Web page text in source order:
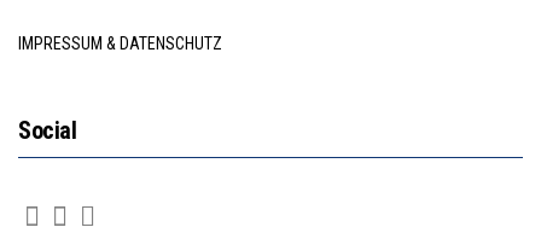
IMPRESSUM & DATENSCHUTZ
Social